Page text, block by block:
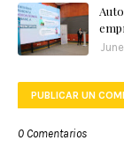
PUBLICAR UN
0 Comentarios